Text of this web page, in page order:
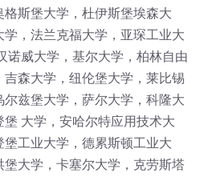
斯堡大学，杜伊斯堡埃森大
，法兰克福大学，亚琛工业大
诺威大学，基尔大学，柏林自由
森大学，纽伦堡大学，莱比锡
兹堡大学，萨尔大学，科隆大
大学，安哈尔特应用技术大
工业大学，德累斯顿工业大
大学，卡塞尔大学，克劳斯塔